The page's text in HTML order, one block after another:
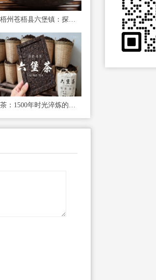
广西梧州苍梧县六堡镇：探源千年名茶，品味正宗六堡茶的原乡魅力
六堡茶：1500年时光淬炼的茶中瑰宝，山塘岐续写古韵新章